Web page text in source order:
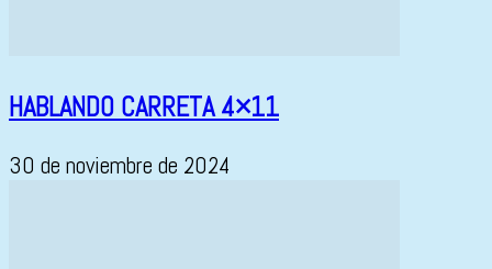
HABLANDO CARRETA 4×11
30 de noviembre de 2024